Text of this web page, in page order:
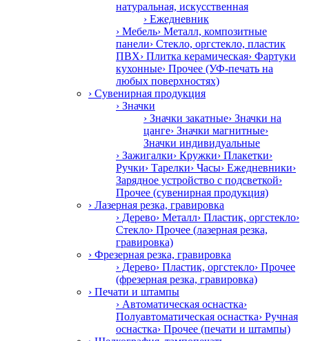
натуральная, искусственная
› Ежедневник
› Мебель› Металл, композитные
панели› Стекло, оргстекло, пластик
ПВХ› Плитка керамическая› Фартуки
кухонные› Прочее (УФ-печать на
любых поверхностях)
› Сувенирная продукция
› Значки
› Значки закатные› Значки на
цанге› Значки магнитные›
Значки индивидуальные
› Зажигалки› Кружки› Плакетки›
Ручки› Тарелки› Часы› Ежедневники›
Зарядное устройство с подсветкой›
Прочее (сувенирная продукция)
› Лазерная резка, гравировка
› Дерево› Металл› Пластик, оргстекло›
Стекло› Прочее (лазерная резка,
гравировка)
› Фрезерная резка, гравировка
› Дерево› Пластик, оргстекло› Прочее
(фрезерная резка, гравировка)
› Печати и штампы
› Автоматическая оснастка›
Полуавтоматическая оснастка› Ручная
оснастка› Прочее (печати и штампы)